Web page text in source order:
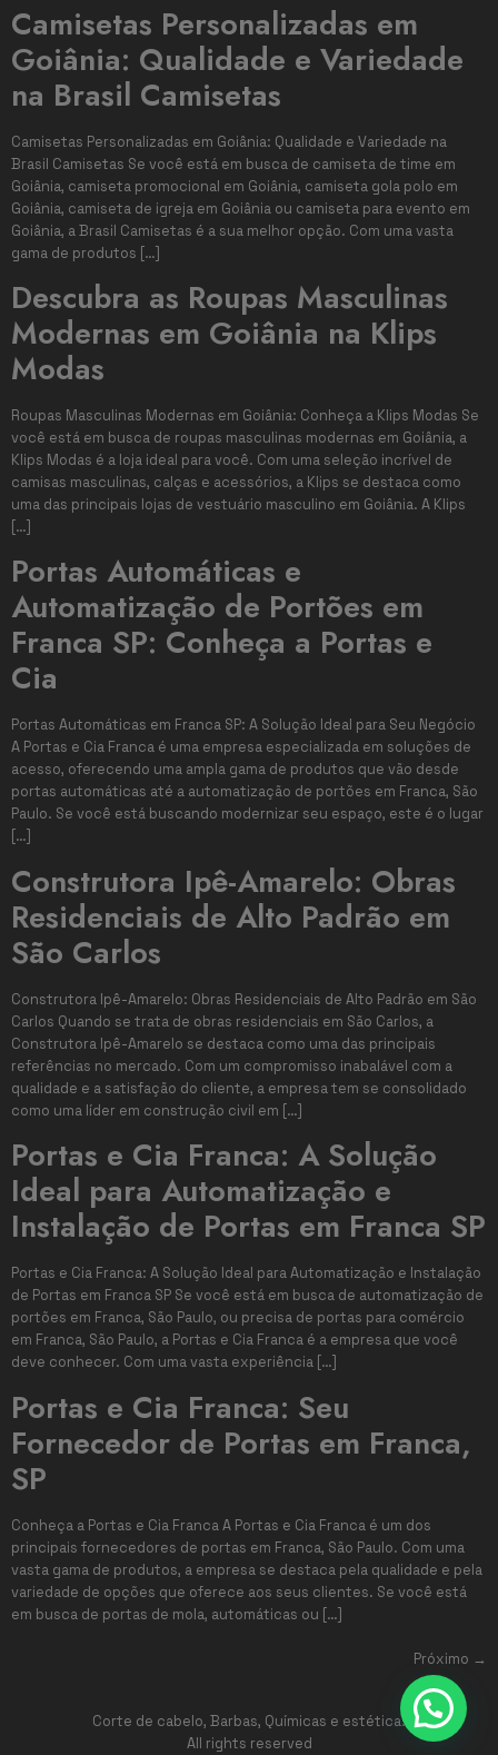
Camisetas Personalizadas em
Goiânia: Qualidade e Variedade
na Brasil Camisetas
Camisetas Personalizadas em Goiânia: Qualidade e Variedade na
Brasil Camisetas Se você está em busca de camiseta de time em
Goiânia, camiseta promocional em Goiânia, camiseta gola polo em
Goiânia, camiseta de igreja em Goiânia ou camiseta para evento em
Goiânia, a Brasil Camisetas é a sua melhor opção. Com uma vasta
gama de produtos […]
Descubra as Roupas Masculinas
Modernas em Goiânia na Klips
Modas
Roupas Masculinas Modernas em Goiânia: Conheça a Klips Modas Se
você está em busca de roupas masculinas modernas em Goiânia, a
Klips Modas é a loja ideal para você. Com uma seleção incrível de
camisas masculinas, calças e acessórios, a Klips se destaca como
uma das principais lojas de vestuário masculino em Goiânia. A Klips
[…]
Portas Automáticas e
Automatização de Portões em
Franca SP: Conheça a Portas e
Cia
Portas Automáticas em Franca SP: A Solução Ideal para Seu Negócio
A Portas e Cia Franca é uma empresa especializada em soluções de
acesso, oferecendo uma ampla gama de produtos que vão desde
portas automáticas até a automatização de portões em Franca, São
Paulo. Se você está buscando modernizar seu espaço, este é o lugar
[…]
Construtora Ipê-Amarelo: Obras
Residenciais de Alto Padrão em
São Carlos
Construtora Ipê-Amarelo: Obras Residenciais de Alto Padrão em São
Carlos Quando se trata de obras residenciais em São Carlos, a
Construtora Ipê-Amarelo se destaca como uma das principais
referências no mercado. Com um compromisso inabalável com a
qualidade e a satisfação do cliente, a empresa tem se consolidado
como uma líder em construção civil em […]
Portas e Cia Franca: A Solução
Ideal para Automatização e
Instalação de Portas em Franca SP
Portas e Cia Franca: A Solução Ideal para Automatização e Instalação
de Portas em Franca SP Se você está em busca de automatização de
portões em Franca, São Paulo, ou precisa de portas para comércio
em Franca, São Paulo, a Portas e Cia Franca é a empresa que você
deve conhecer. Com uma vasta experiência […]
Portas e Cia Franca: Seu
Fornecedor de Portas em Franca,
SP
Conheça a Portas e Cia Franca A Portas e Cia Franca é um dos
principais fornecedores de portas em Franca, São Paulo. Com uma
vasta gama de produtos, a empresa se destaca pela qualidade e pela
variedade de opções que oferece aos seus clientes. Se você está
em busca de portas de mola, automáticas ou […]
Próximo →
Corte de cabelo, Barbas, Químicas e estética.
All rights reserved